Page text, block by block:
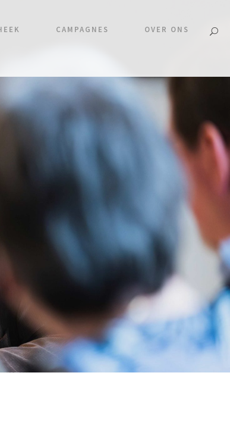
CAMPAGNES OVER ONS